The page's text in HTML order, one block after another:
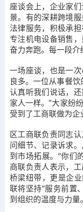
座谈会上，企业家
景。有的深耕跨境
法律服务， 积极承担
专注机电设备销售，
奋力奔跑。每一段介
一场座谈，也是一
良多。一位从事餐饮
认真听我们说话，
家人一样。”大家纷
受到了工商联做为企
区工商联负责同志
问细节、记录诉求
到市场拓展。 “你们
商联负责人表示，
桥梁纽带，更是企
联将坚持“服务前置
到组织的温度与力量。